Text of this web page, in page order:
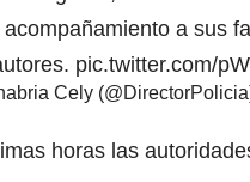
a sus
pic.twitter.com/
Cely
horas las